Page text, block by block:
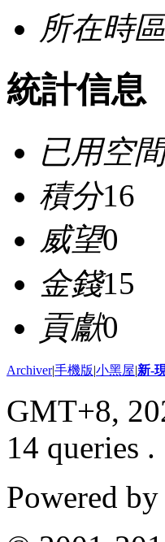
所在時區
統計信息
已用空間
積分16
威望0
金錢15
貢獻0
Archiver|手機版|小黑屋|新-
GMT+8,
14 queries .
Powered by